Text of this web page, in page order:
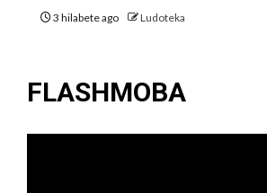
3 hilabete ago Ludoteka
FLASHMOBA